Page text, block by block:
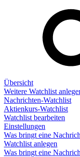
Übersicht
Weitere Watchlist
Nachrichten-Watchlist
Aktienkurs-Watchlist
Watchlist bearbeiten
Einstellungen
Was bringt eine
Watchlist anlegen
Was bringt eine